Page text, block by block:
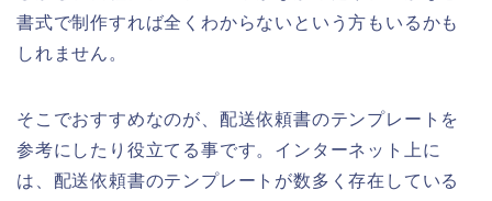
書式で制作すれば全くわからないという方もいるかも
しれません。
そこでおすすめなのが、配送依頼書のテンプレートを
参考にしたり役立てる事です。インターネット上に
は、配送依頼書のテンプレートが数多く存在している